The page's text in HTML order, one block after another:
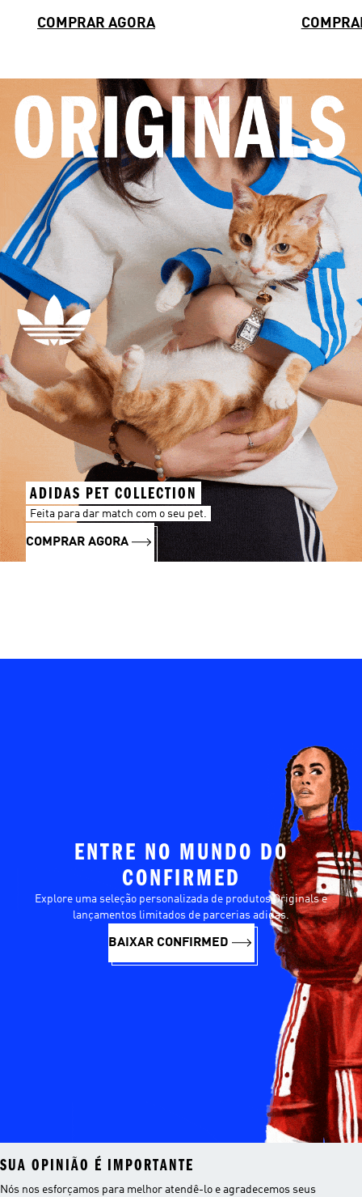
COMPRAR AGORA
ADIDAS PET COLLECTION
Feita para dar match com o seu pet.
COMPRAR AGORA
ENTRE NO MUNDO DO
CONFIRMED
Explore uma seleção personalizada de produtos Originals e
lançamentos limitados de parcerias adidas.
BAIXAR CONFIRMED
SUA OPINIÃO É IMPORTANTE
Nós nos esforçamos para melhor atendê-lo e agradecemos seus